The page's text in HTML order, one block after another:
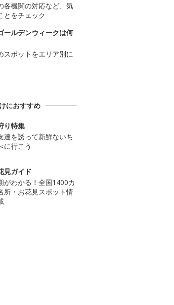
各機関の対応など、気
とをチェック
ールデンウィークは何
スポットをエリア別に
におすすめ
り特集
達を誘って新鮮ないち
に行こう
見ガイド
がわかる！全国1400カ
所・お花見スポット情